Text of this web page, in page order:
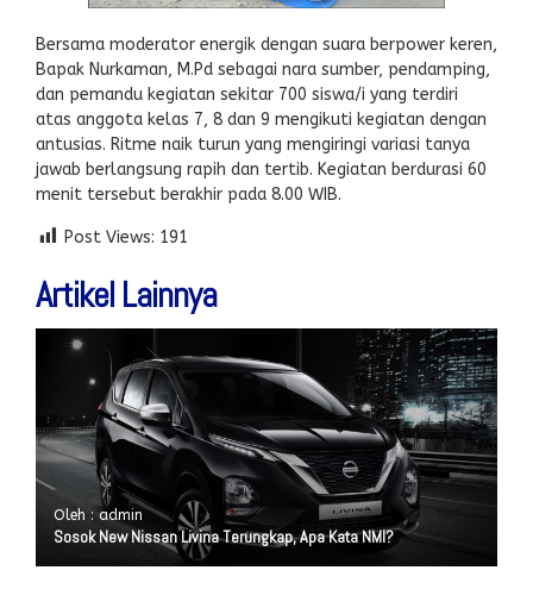
Bersama moderator energik dengan suara berpower keren,
Bapak Nurkaman, M.Pd sebagai nara sumber, pendamping,
dan pemandu kegiatan sekitar 700 siswa/i yang terdiri
atas anggota kelas 7, 8 dan 9 mengikuti kegiatan dengan
antusias. Ritme naik turun yang mengiringi variasi tanya
jawab berlangsung rapih dan tertib. Kegiatan berdurasi 60
menit tersebut berakhir pada 8.00 WIB.
Post Views: 191
Artikel Lainnya
Oleh : admin
Sosok New Nissan Livina Terungkap, Apa Kata NMI?